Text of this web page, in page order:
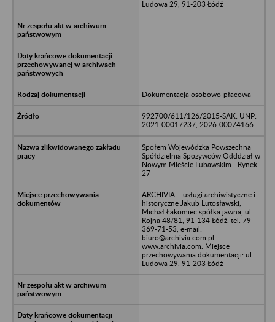
Ludowa 29, 91-203 Łódź
Dokumentacja osobowo-płacowa
992700/611/126/2015-SAK: UNP:
2021-00017237, 2026-00074166
Społem Wojewódzka Powszechna
Spółdzielnia Spożywców Odddział w
Nowym Mieście Lubawskim - Rynek
27
ARCHIVIA – usługi archiwistyczne i
historyczne Jakub Lutosławski,
Michał Łakomiec spółka jawna, ul.
Rojna 48/81, 91-134 Łódź, tel. 79
369-71-53, e-mail:
biuro@archivia.com.pl,
www.archivia.com. Miejsce
przechowywania dokumentacji: ul.
Ludowa 29, 91-203 Łódź